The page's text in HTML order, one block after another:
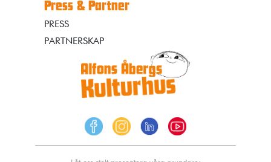
Press & Partner
PRESS
PARTNERSKAP